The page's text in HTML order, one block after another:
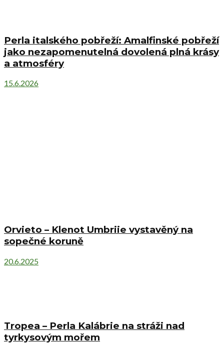
Perla italského pobřeží: Amalfinské pobřeží
jako nezapomenutelná dovolená plná krásy
a atmosféry
15.6.2026
Orvieto – Klenot Umbriie vystavěný na
sopečné koruně
20.6.2025
Tropea – Perla Kalábrie na stráži nad
tyrkysovým mořem